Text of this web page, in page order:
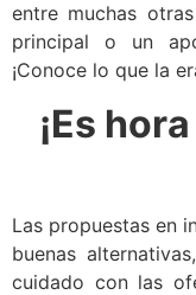
entre muchas
principal o un
¡Conoce lo que la
¡Es
Las propuestas en
buenas
cuidado con las